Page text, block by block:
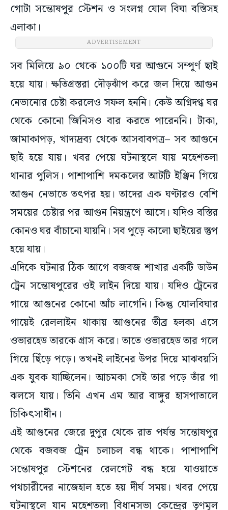
গোটা সন্তোষপুর স্টেশন ও সংলগ্ন যোল বিঘা বস্তিসহ
এলাকা।
ADVERTISEMENT
সব মিলিয়ে ৯০ থেকে ১০০টি ঘর আগুনে সম্পূর্ণ ছাই
হয়ে যায়। ক্ষতিগ্রস্তরা দৌড়ঝাঁপ করে জল দিয়ে আগুন
নেভানোর চেষ্টা করলেও সফল হননি। কেউ অগ্নিদগ্ধ ঘর
থেকে কোনো জিনিসও বার করতে পারেননি। টাকা,
জামাকাপড়, খাদ্যদ্রব্য থেকে আসবাবপত্র– সব আগুনে
ছাই হয়ে যায়। খবর পেয়ে ঘটনাস্থলে যায় মহেশতলা
থানার পুলিস। পাশাপাশি দমকলের আটটি ইঞ্জিন গিয়ে
আগুন নেভাতে তৎপর হয়। তাদের এক ঘণ্টারও বেশি
সময়ের চেষ্টার পর আগুন নিয়ন্ত্রণে আসে। যদিও বস্তির
কোনও ঘর বাঁচানো যায়নি। সব পুড়ে কালো ছাইয়ের স্তুপ
হয়ে যায়।
এদিকে ঘটনার ঠিক আগে বজবজ শাখার একটি ডাউন
ট্রেন সন্তোষপুরের ওই লাইন দিয়ে যায়। যদিও ট্রেনের
গায়ে আগুনের কোনো আঁচ লাগেনি। কিন্তু যোলবিঘার
গায়েই রেললাইন থাকায় আগুনের তীব্র হলকা এসে
ওভারহেড তারকে গ্রাস করে। তাতে ওভারহেড তার গলে
গিয়ে ছিঁড়ে পড়ে। তখনই লাইনের উপর দিয়ে মাঝবয়সি
এক যুবক যাচ্ছিলেন। আচমকা সেই তার পড়ে তাঁর গা
ঝলসে যায়। তিনি এখন এম আর বাঙ্গুর হাসপাতালে
চিকিৎসাধীন।
এই আগুনের জেরে দুপুর থেকে রাত পর্যন্ত সন্তোষপুর
থেকে বজবজ ট্রেন চলাচল বন্ধ থাকে। পাশাপাশি
সন্তোষপুর স্টেশনের রেলগেট বন্ধ হয়ে যাওয়াতে
পথচারীদের নাজেহাল হতে হয় দীর্ঘ সময়। খবর পেয়ে
ঘটনাস্থলে যান মহেশতলা বিধানসভা কেন্দ্রের তৃণমূল